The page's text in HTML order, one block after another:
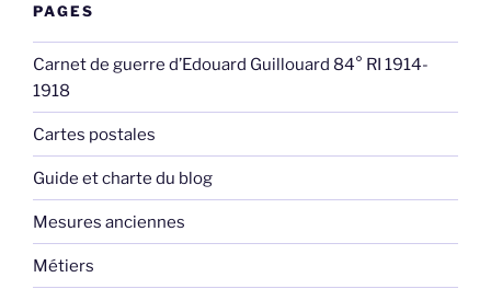
PAGES
Carnet de guerre d’Edouard Guillouard 84° RI 1914-
1918
Cartes postales
Guide et charte du blog
Mesures anciennes
Métiers